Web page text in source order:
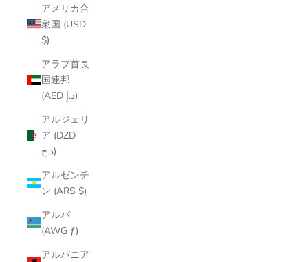
アメリカ合
衆国 (USD
$)
アラブ首長
国連邦
(AED د.إ)
アルジェリ
ア (DZD
د.ج)
アルゼンチ
ン (ARS $)
アルバ
(AWG ƒ)
アルバニア